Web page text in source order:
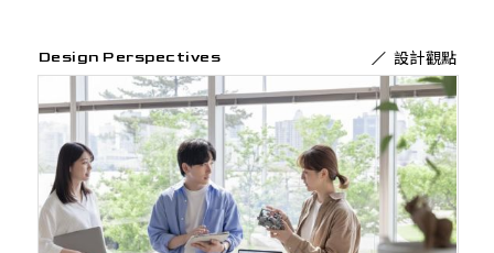
Design Perspectives 設計觀點